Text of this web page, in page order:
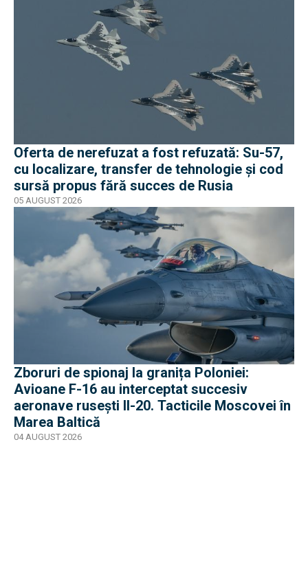
Oferta de nerefuzat a fost refuzată: Su-57,
cu localizare, transfer de tehnologie și cod
sursă propus fără succes de Rusia
05 AUGUST 2026
Zboruri de spionaj la granița Poloniei:
Avioane F-16 au interceptat succesiv
aeronave rusești Il-20. Tacticile Moscovei în
Marea Baltică
04 AUGUST 2026